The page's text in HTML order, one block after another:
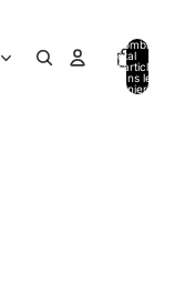
Nombre
total
d’articles
dans le
panier: 0